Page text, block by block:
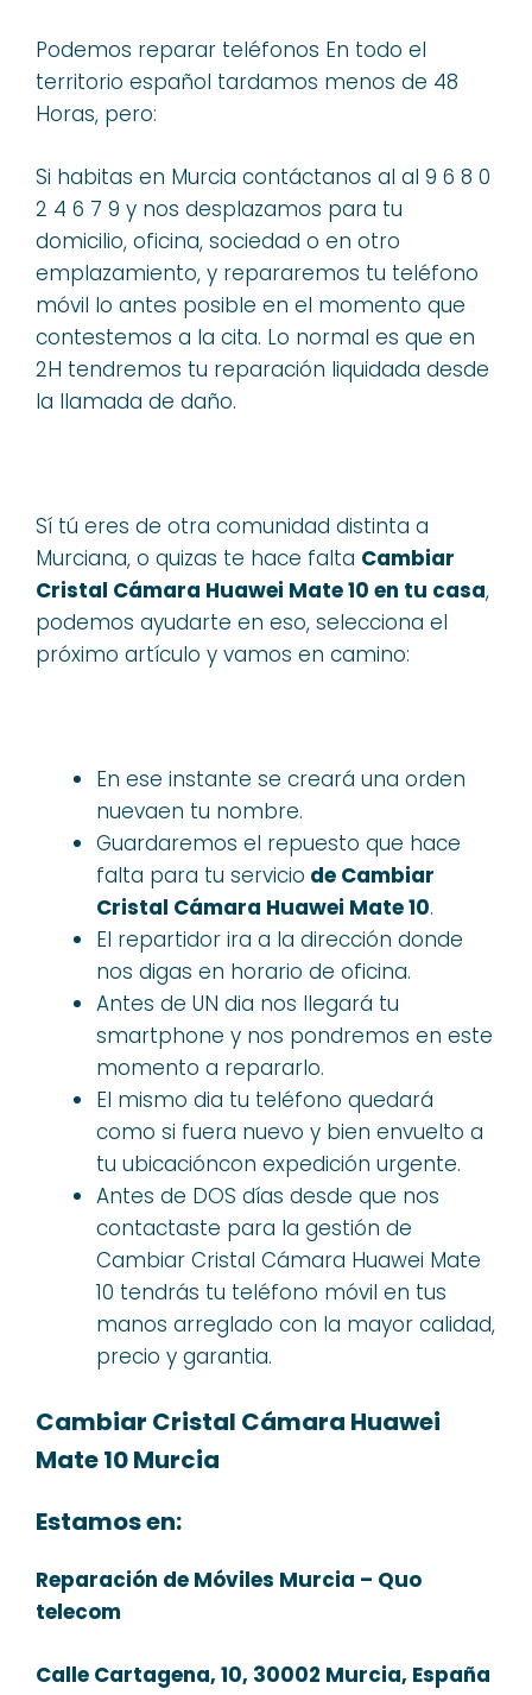
Podemos reparar teléfonos En todo el
territorio español tardamos menos de 48
Horas, pero:
Si habitas en Murcia contáctanos al al 9 6 8 0
2 4 6 7 9 y nos desplazamos para tu
domicilio, oficina, sociedad o en otro
emplazamiento, y repararemos tu teléfono
móvil lo antes posible en el momento que
contestemos a la cita. Lo normal es que en
2H tendremos tu reparación liquidada desde
la llamada de daño.
Sí tú eres de otra comunidad distinta a
Murciana, o quizas te hace falta Cambiar
Cristal Cámara Huawei Mate 10 en tu casa,
podemos ayudarte en eso, selecciona el
próximo artículo y vamos en camino:
En ese instante se creará una orden
nuevaen tu nombre.
Guardaremos el repuesto que hace
falta para tu servicio de Cambiar
Cristal Cámara Huawei Mate 10.
El repartidor ira a la dirección donde
nos digas en horario de oficina.
Antes de UN dia nos llegará tu
smartphone y nos pondremos en este
momento a repararlo.
El mismo dia tu teléfono quedará
como si fuera nuevo y bien envuelto a
tu ubicacióncon expedición urgente.
Antes de DOS días desde que nos
contactaste para la gestión de
Cambiar Cristal Cámara Huawei Mate
10 tendrás tu teléfono móvil en tus
manos arreglado con la mayor calidad,
precio y garantia.
Cambiar Cristal Cámara Huawei
Mate 10 Murcia
Estamos en:
Reparación de Móviles Murcia – Quo
telecom
Calle Cartagena, 10, 30002 Murcia, España